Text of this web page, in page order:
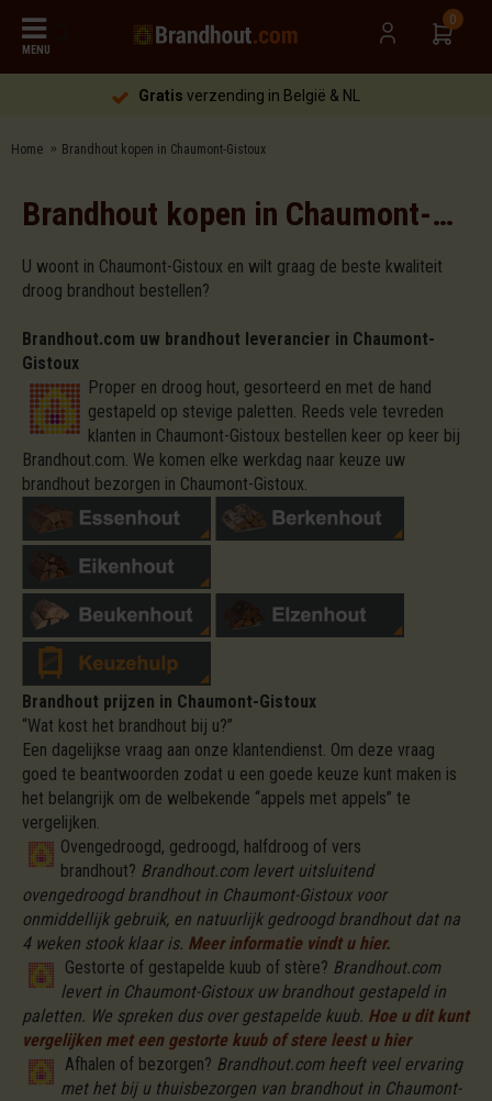
MENU
0
Gratis verzending in België & NL
Home Brandhout kopen in Chaumont-Gistoux
Brandhout kopen in Chaumont-Gistoux
U woont in Chaumont-Gistoux en wilt graag de beste kwaliteit
droog brandhout bestellen?
Brandhout.com uw brandhout leverancier in Chaumont-
Gistoux
Proper en droog hout, gesorteerd en met de hand
gestapeld op stevige paletten. Reeds vele tevreden
klanten in Chaumont-Gistoux bestellen keer op keer bij
Brandhout.com. We komen elke werkdag naar keuze uw
brandhout bezorgen in Chaumont-Gistoux.
Brandhout prijzen in Chaumont-Gistoux
“Wat kost het brandhout bij u?”
Een dagelijkse vraag aan onze klantendienst. Om deze vraag
goed te beantwoorden zodat u een goede keuze kunt maken is
het belangrijk om de welbekende “appels met appels” te
vergelijken.
Ovengedroogd, gedroogd, halfdroog of vers
brandhout? Brandhout.com levert uitsluitend
ovengedroogd brandhout in Chaumont-Gistoux voor
onmiddellijk gebruik, en natuurlijk gedroogd brandhout dat na
4 weken stook klaar is. Meer informatie vindt u hier.
Gestorte of gestapelde kuub of stère? Brandhout.com
levert in Chaumont-Gistoux uw brandhout gestapeld in
paletten. We spreken dus over gestapelde kuub. Hoe u dit kunt
vergelijken met een gestorte kuub of stere leest u hier
Afhalen of bezorgen? Brandhout.com heeft veel ervaring
met het bij u thuisbezorgen van brandhout in Chaumont-